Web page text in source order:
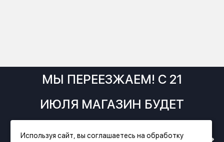
МЫ ПЕРЕЕЗЖАЕМ! С 21
ИЮЛЯ МАГАЗИН БУДЕТ
РАБОТАТЬ ПО НОВОМУ
Используя сайт, вы соглашаетесь на обработку